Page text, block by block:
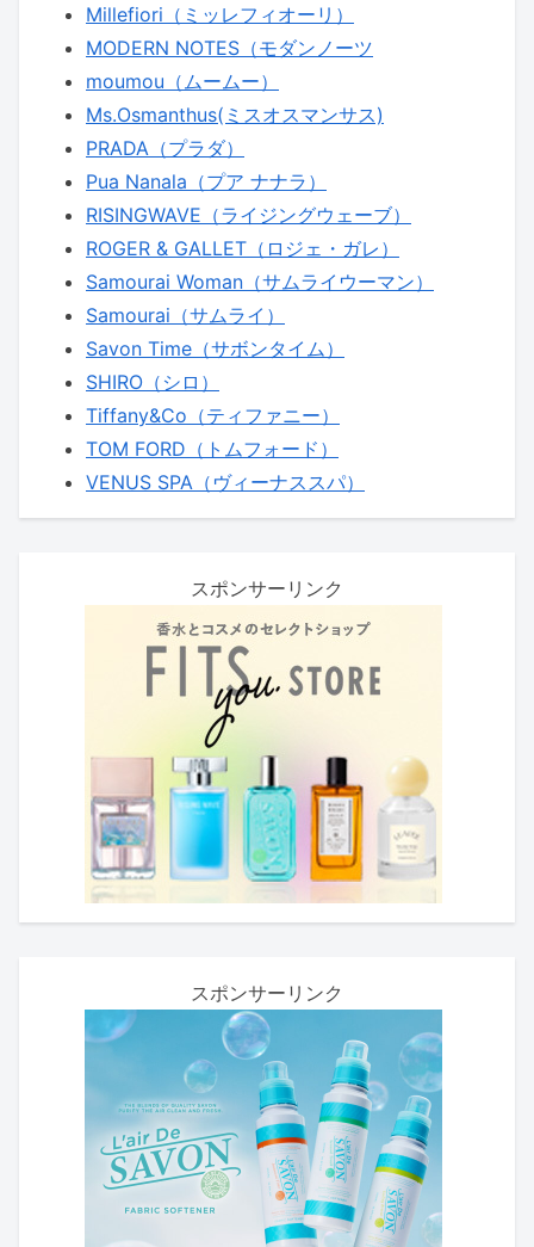
Millefiori（ミッレフィオーリ）
MODERN NOTES（モダンノーツ
moumou（ムームー）
Ms.Osmanthus(ミスオスマンサス)
PRADA（プラダ）
Pua Nanala（プア ナナラ）
RISINGWAVE（ライジングウェーブ）
ROGER & GALLET（ロジェ・ガレ）
Samourai Woman（サムライウーマン）
Samourai（サムライ）
Savon Time（サボンタイム）
SHIRO（シロ）
Tiffany&Co（ティファニー）
TOM FORD（トムフォード）
VENUS SPA（ヴィーナススパ）
スポンサーリンク
スポンサーリンク